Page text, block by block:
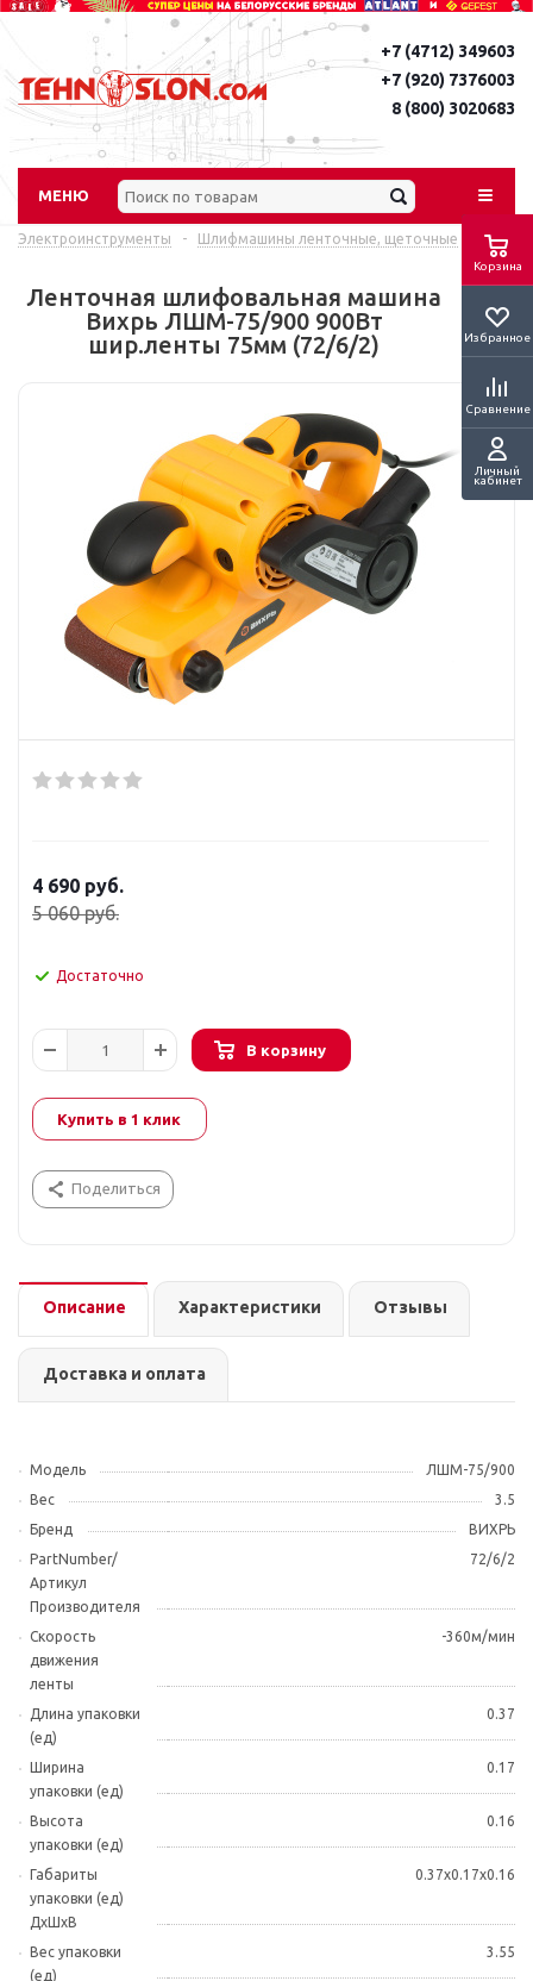
Корзина
Избранное
Сравнение
Личный
кабинет
+7 (4712) 349603
+7 (920) 7376003
8 (800) 3020683
МЕНЮ
Электроинструменты - Шлифмашины ленточные, щеточные
Ленточная шлифовальная машина
Вихрь ЛШМ-75/900 900Вт
шир.ленты 75мм (72/6/2)
4 690 руб.
5 060руб.
Достаточно
В корзину
Купить в 1 клик
Поделиться
Описание Характеристики Отзывы
Доставка и оплата
Модель
ЛШМ-75/900
Вес
3.5
Бренд
ВИХРЬ
PartNumber/
Артикул
Производителя
72/6/2
Скорость
движения
ленты
-360м/мин
Длина упаковки
(ед)
0.37
Ширина
упаковки (ед)
0.17
Высота
упаковки (ед)
0.16
Габариты
упаковки (ед)
ДхШхВ
0.37x0.17x0.16
Вес упаковки
(ед)
3.55